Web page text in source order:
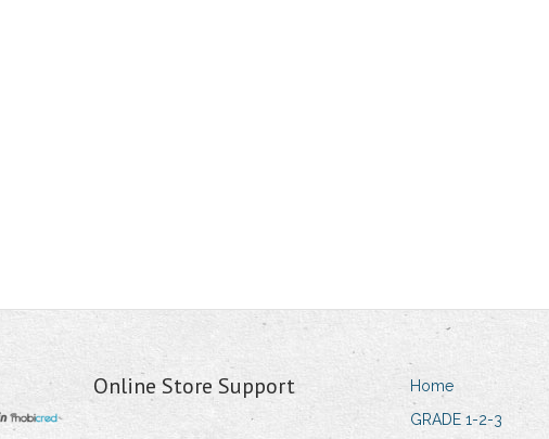
Online Store Support
Home
GRADE 1-2-3